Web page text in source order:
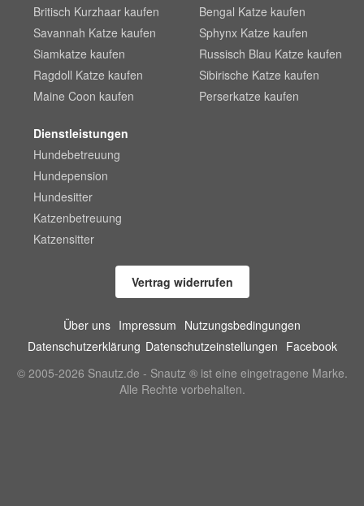
Britisch Kurzhaar kaufen
Savannah Katze kaufen
Siamkatze kaufen
Ragdoll Katze kaufen
Maine Coon kaufen
Bengal Katze kaufen
Sphynx Katze kaufen
Russisch Blau Katze kaufen
Sibirische Katze kaufen
Perserkatze kaufen
Dienstleistungen
Hundebetreuung
Hundepension
Hundesitter
Katzenbetreuung
Katzensitter
Vertrag widerrufen
Über uns Impressum Nutzungsbedingungen
Datenschutzerklärung Datenschutzeinstellungen Facebook
© 2005-2026 Snautz.de - Snautz ® ist eine eingetragene Marke.
Alle Rechte vorbehalten.